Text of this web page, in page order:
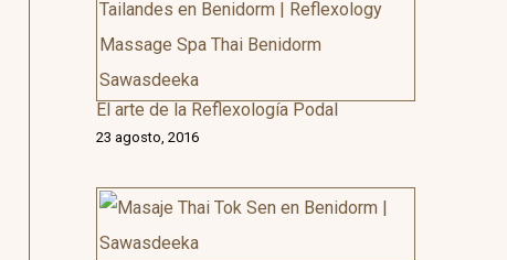
El arte de la Reflexología Podal
23 agosto, 2016